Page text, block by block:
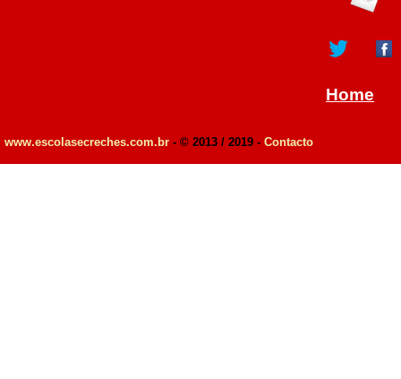
Home
www.escolasecreches.com.br - © 2013 / 2019 - Contacto